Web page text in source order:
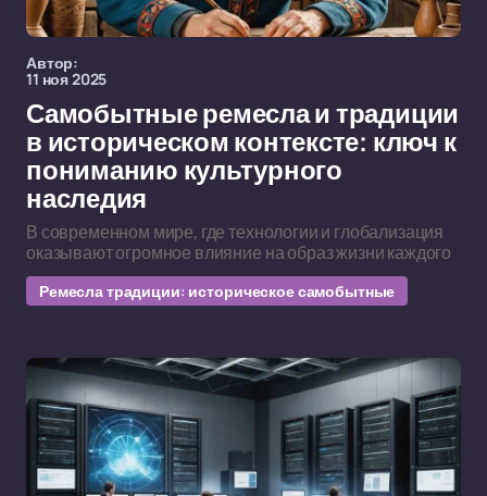
Автор:
11 ноя 2025
Самобытные ремесла и традиции
в историческом контексте: ключ к
пониманию культурного
наследия
В современном мире, где технологии и глобализация
оказывают огромное влияние на образ жизни каждого
Ремесла традиции: историческое самобытные